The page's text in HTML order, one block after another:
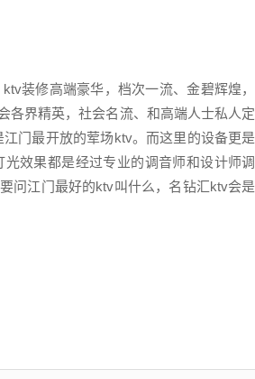
装修高端豪华，档次一流、金碧辉煌，
各界精英，社会名流、和高端人士私人定
门最开放的荤场ktv。而这里的设备更是
效果都是经过专业的调音师和设计师调
问江门最好的ktv叫什么，名钻汇ktv会是